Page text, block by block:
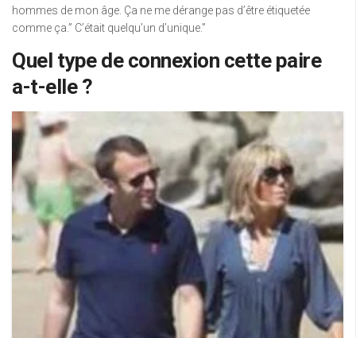
hommes de mon âge. Ça ne me dérange pas d’être étiquetée
comme ça.” C’était quelqu’un d’unique.”
Quel type de connexion cette paire
a-t-elle ?